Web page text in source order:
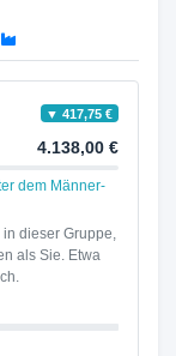
▼ 417,75 €
4.138,00 €
dem Männer-
dieser Gruppe,
als Sie. Etwa